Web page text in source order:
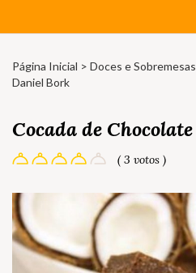
Página Inicial > Doces e Sobremesas
Daniel Bork
Cocada de
( 3 votos )